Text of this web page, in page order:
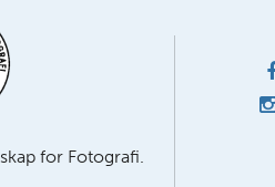
for Fotografi.